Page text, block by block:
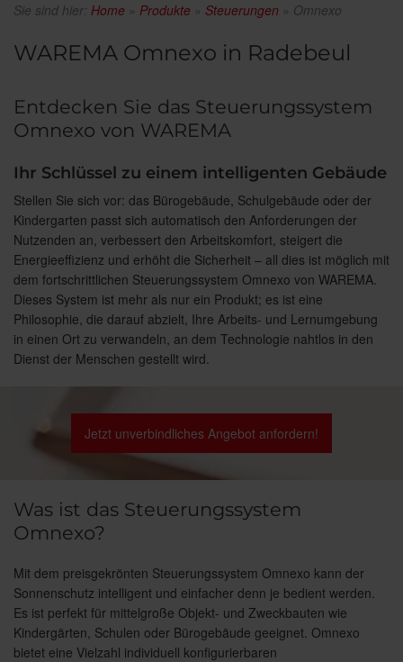
Sie sind hier: Home » Produkte » Steuerungen » Omnexo
WAREMA Omnexo in Radebeul
Entdecken Sie das Steuerungssystem
Omnexo von WAREMA
Ihr Schlüssel zu einem intelligenten Gebäude
Stellen Sie sich vor: das Bürogebäude, Schulgebäude oder der
Kindergarten passt sich automatisch den Anforderungen der
Nutzenden an, verbessert den Arbeitskomfort, steigert die
Energieeffizienz und erhöht die Sicherheit – all dies ist möglich mit
dem fortschrittlichen Steuerungssystem Omnexo von WAREMA.
Dieses System ist mehr als nur ein Produkt; es ist eine
Philosophie, die darauf abzielt, Ihre Arbeits- und Lernumgebung
in einen Ort zu verwandeln, an dem Technologie nahtlos in den
Dienst der Menschen gestellt wird.
Jetzt unverbindliches Angebot anfordern!
Was ist das Steuerungssystem
Omnexo?
Mit dem preisgekrönten Steuerungssystem Omnexo kann der
Sonnenschutz intelligent und einfacher denn je bedient werden.
Es ist perfekt für mittelgroße Objekt- und Zweckbauten wie
Kindergärten, Schulen oder Bürogebäude geeignet. Omnexo
bietet eine Vielzahl individuell konfigurierbaren